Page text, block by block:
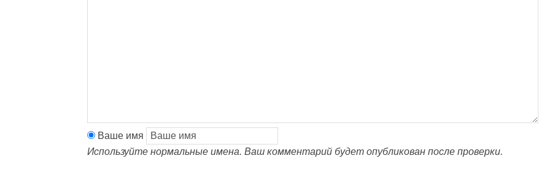
Ваше имя
Используйте нормальные имена. Ваш комментарий будет опубликован после проверки.